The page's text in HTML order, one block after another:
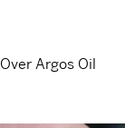
Over Argos Oil